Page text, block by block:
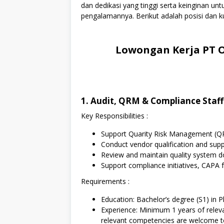
dan dedikasi yang tinggi serta keinginan
pengalamannya. Berikut adalah posisi dan
Lowongan Kerja
1. Audit, QRM & Compliance Staff
Key Responsibilities :
Support Quarity Risk Management
Conduct vendor qualification and
Review and maintain quality system
Support compliance initiatives,
Requirements :
Education: Bachelor’s degree (S1)
Experience: Minimum 1 years of
relevant competencies are welcome